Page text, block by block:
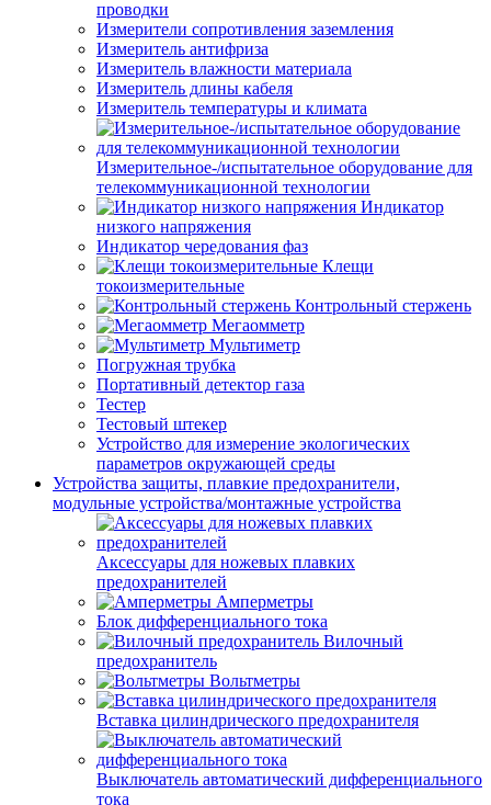
проводки
Измерители сопротивления заземления
Измеритель антифриза
Измеритель влажности материала
Измеритель длины кабеля
Измеритель температуры и климата
Измерительное-/испытательное оборудование для
телекоммуникационной технологии
Индикатор
низкого напряжения
Индикатор чередования фаз
Клещи
токоизмерительные
Контрольный стержень
Мегаомметр
Мультиметр
Погружная трубка
Портативный детектор газа
Тестер
Тестовый штекер
Устройство для измерение экологических
параметров окружающей среды
Устройства защиты, плавкие предохранители,
модульные устройства/монтажные устройства
Аксессуары для ножевых плавких
предохранителей
Амперметры
Блок дифференциального тока
Вилочный
предохранитель
Вольтметры
Вставка цилиндрического предохранителя
Выключатель автоматический дифференциального
тока